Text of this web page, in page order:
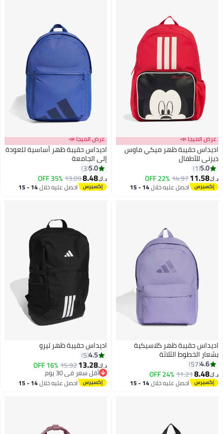
عرض الميجا 📣
اديداس حقيبة ظهر ميكي ماوس
ديزني للأطفال
5.0
1
د.ك‏11.58
14.97
22% OFF
احصل عليه خلال 14 - 15
عرض الميجا 📣
اديداس حقيبة ظهر أساسية للعودة
إلى الجامعة
5.0
3
د.ك‏8.48
13.09
35% OFF
احصل عليه خلال 14 - 15
اديداس حقيبة ظهر كلاسيكية
بشعار الخطوط الثلاثة
4.6
57
د.ك‏8.48
11.21
24% OFF
احصل عليه خلال 14 - 15
اغسطس
2
اديداس حقيبة ظهر تيرو
4.5
5
د.ك‏13.28
15.92
16% OFF
أقل سعر في 30 يوم
أقل سعر في 30 يوماحصل عليه خلال 14 - 15
اغسطس